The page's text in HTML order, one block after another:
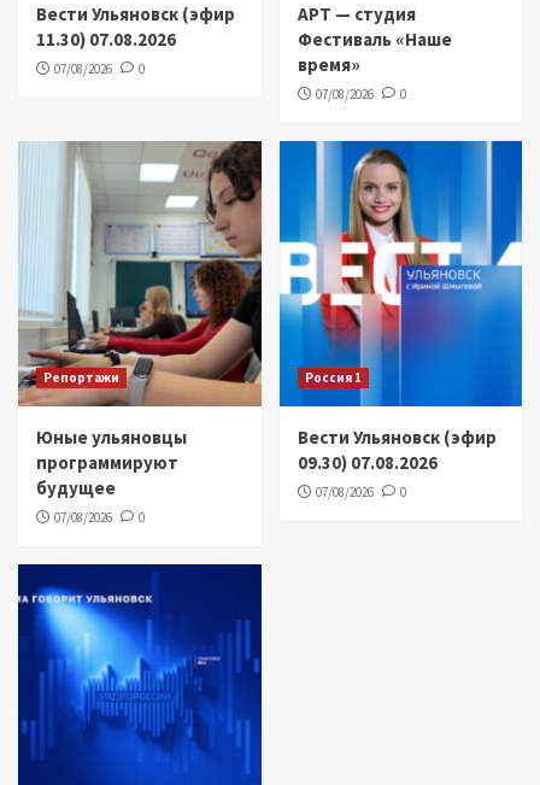
Вести Ульяновск (эфир
11.30) 07.08.2026
07/08/2026 0
АРТ — студия
Фестиваль «Наше
время»
07/08/2026 0
Репортажи
Юные ульяновцы
программируют
будущее
07/08/2026 0
Россия 1
Вести Ульяновск (эфир
09.30) 07.08.2026
07/08/2026 0